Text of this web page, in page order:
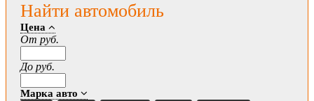
Найти автомобиль
Цена
От руб.
До руб.
Марка авто